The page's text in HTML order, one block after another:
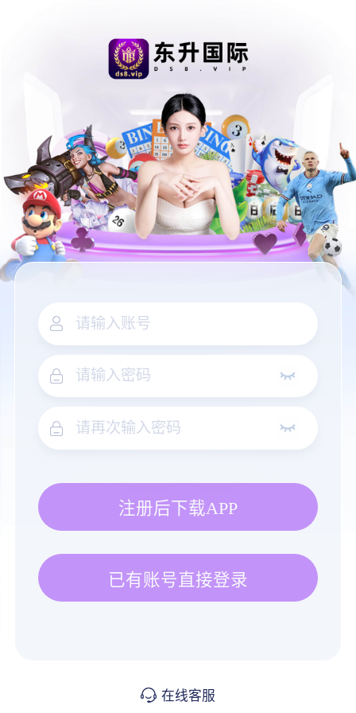
注册后下载APP
已有账号直接登录
在线客服